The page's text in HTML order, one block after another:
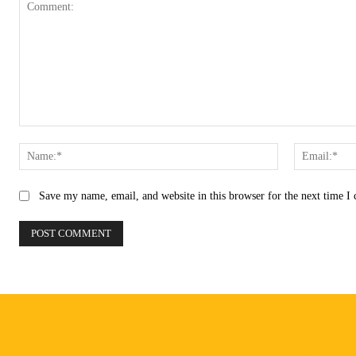
Name:*
Save my name, email, and website in this browser for the next time I